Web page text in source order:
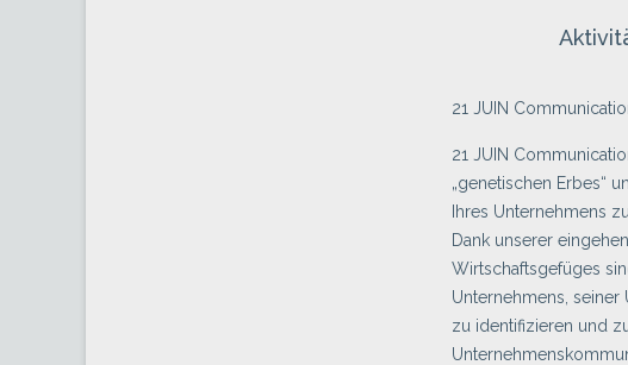
21 JUIN
21 JUIN
„genetischen Erbes“
Ihres Unternehmens
Dank unserer
Wirtschaftsgefüges
Unternehmens,
zu identifizieren und